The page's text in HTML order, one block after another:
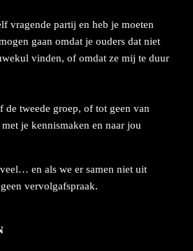
vragende partij en heb je moeten
gaan omdat je ouders dat niet
vinden, of omdat ze mij te duur
de tweede groep, of tot geen van
je kennismaken en naar jou
en als we er samen niet uit
vervolgafspraak.